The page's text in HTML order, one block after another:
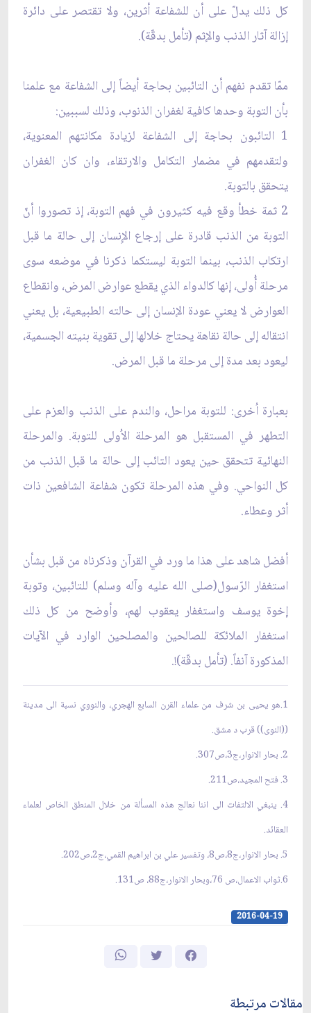
كل ذلك يدلّ على أن للشفاعة أثرين، ولا تقتصر على دائرة
إزالة آثار الذنب والإثم (تأمل بدقّة).
ممّا تقدم نفهم أن التائبين بحاجة أيضاً إلى الشفاعة مع علمنا
بأن التوبة وحدها كافية لغفران الذنوب، وذلك لسببين:
1 التائبون بحاجة إلى الشفاعة لزيادة مكانتهم المعنوية،
ولتقدمهم في مضمار التكامل والارتقاء، وان كان الغفران
يتحقق بالتوبة.
2 ثمة خطأ وقع فيه كثيرون في فهم التوبة، إذ تصوروا أنّ
التوبة من الذنب قادرة على إرجاع الإِنسان إلى حالة ما قبل
ارتكاب الذنب، بينما التوبة ليستكما ذكرنا في موضعه سوى
مرحلة أُولى، إنها كالدواء الذي يقطع عوارض المرض، وانقطاع
العوارض لا يعني عودة الإنسان إلى حالته الطبيعية، بل يعني
انتقاله إلى حالة نقاهة يحتاج خلالها إلى تقوية بنيته الجسمية،
ليعود بعد مدة إلى مرحلة ما قبل المرض.
بعبارة اُخرى: للتوبة مراحل، والندم على الذنب والعزم على
التطهر في المستقبل هو المرحلة الاُولى للتوبة. والمرحلة
النهائية تتحقق حين يعود التائب إلى حالة ما قبل الذنب من
كل النواحي. وفي هذه المرحلة تكون شفاعة الشافعين ذات
أثر وعطاء.
أفضل شاهد على هذا ما ورد في القرآن وذكرناه من قبل بشأن
استغفار الرّسول(صلى الله عليه وآله وسلم) للتائبين، وتوبة
إخوة يوسف واستغفار يعقوب لهم، وأوضح من كل ذلك
استغفار الملائكة للصالحين والمصلحين الوارد في الآيات
المذكورة آنفاً. (تأمل بدقّة)!.
1.هو يحيى بن شرف من علماء القرن السابع الهجري، والنووي نسبة الى مدينة
((النوى)) قرب د مشق.
2. بحار الانوار،ج3،ص307.
3. فتح المجيد،ص211.
4. ينبغي الالتفات الى اننا نعالج هذه المسألة من خلال المنطق الخاص لعلماء
العقائد.
5. بحار الانوار،ج8،ص8، وتفسير علي بن ابراهيم القمي،ج2،ص202.
6.ثواب الاعمال،ص 76،وبحار الانوار،ج88، ص131.
2016-04-19
مقالات مرتبطة